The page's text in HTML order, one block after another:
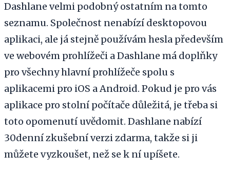
Dashlane velmi podobný ostatním na tomto
seznamu. Společnost nenabízí desktopovou
aplikaci, ale já stejně používám hesla především
ve webovém prohlížeči a Dashlane má doplňky
pro všechny hlavní prohlížeče spolu s
aplikacemi pro iOS a Android. Pokud je pro vás
aplikace pro stolní počítače důležitá, je třeba si
toto opomenutí uvědomit. Dashlane nabízí
30denní zkušební verzi zdarma, takže si ji
můžete vyzkoušet, než se k ní upíšete.